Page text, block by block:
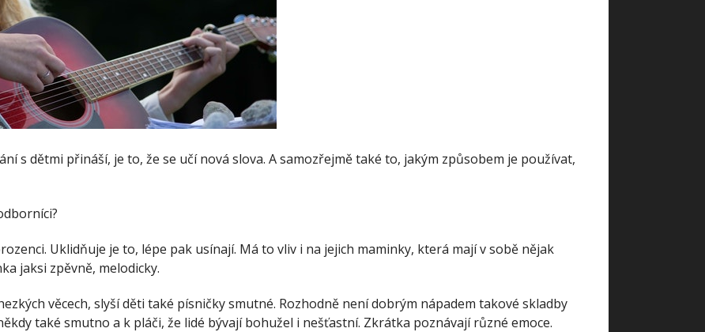
s dětmi přináší, je to, že se učí nová slova. A samozřejmě také to, jakým způsobem je používat,
Uklidňuje je to, lépe pak usínají. Má to vliv i na jejich maminky, která mají v sobě nějak
jaksi zpěvně, melodicky.
věcech, slyší děti také písničky smutné. Rozhodně není dobrým nápadem takové skladby
také smutno a k pláči, že lidé bývají bohužel i nešťastní. Zkrátka poznávají různé emoce.